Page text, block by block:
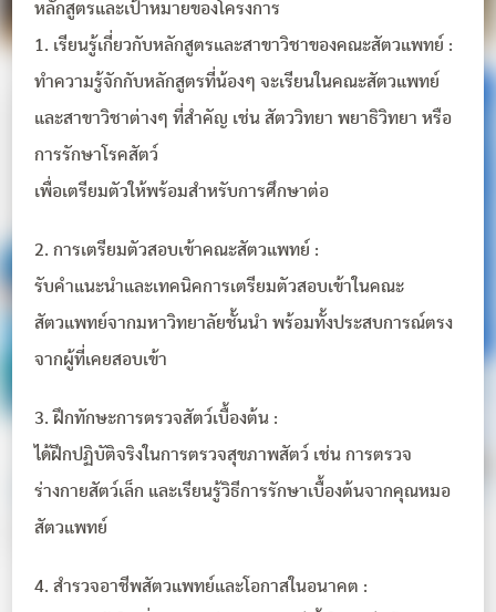
หลักสูตรและเป้าหมายของโครงการ
1. เรียนรู้เกี่ยวกับหลักสูตรและสาขาวิชาของคณะสัตวแพทย์ :
ทำความรู้จักกับหลักสูตรที่น้องๆ จะเรียนในคณะสัตวแพทย์
และสาขาวิชาต่างๆ ที่สำคัญ เช่น สัตววิทยา พยาธิวิทยา หรือ
การรักษาโรคสัตว์
เพื่อเตรียมตัวให้พร้อมสำหรับการศึกษาต่อ
2. การเตรียมตัวสอบเข้าคณะสัตวแพทย์ :
รับคำแนะนำและเทคนิคการเตรียมตัวสอบเข้าในคณะ
สัตวแพทย์จากมหาวิทยาลัยชั้นนำ พร้อมทั้งประสบการณ์ตรง
จากผู้ที่เคยสอบเข้า
3. ฝึกทักษะการตรวจสัตว์เบื้องต้น :
ได้ฝึกปฏิบัติจริงในการตรวจสุขภาพสัตว์ เช่น การตรวจ
ร่างกายสัตว์เล็ก และเรียนรู้วิธีการรักษาเบื้องต้นจากคุณหมอ
สัตวแพทย์
4. สำรวจอาชีพสัตวแพทย์และโอกาสในอนาคต :